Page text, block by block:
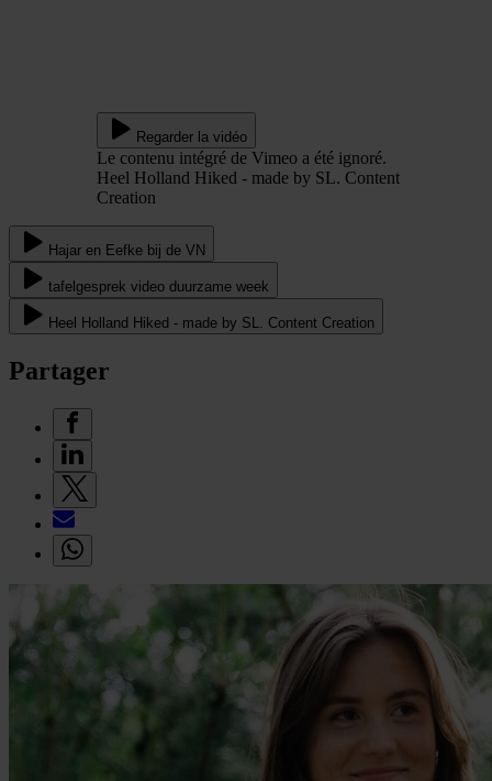
Regarder la vidéo
Le contenu intégré de Vimeo a été ignoré.
Heel Holland Hiked - made by SL. Content
Creation
Hajar en Eefke bij de VN
tafelgesprek video duurzame week
Heel Holland Hiked - made by SL. Content Creation
Partager